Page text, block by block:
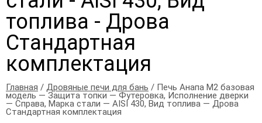
топлива - Дрова
Стандартная
комплектация
Главная / Дровяные печи для бань / Печь Анапа М2 базовая
модель — Защита топки — Футеровка, Исполнение дверки
— Справа, Марка стали — AISI 430, Вид топлива — Дрова
Стандартная комплектация